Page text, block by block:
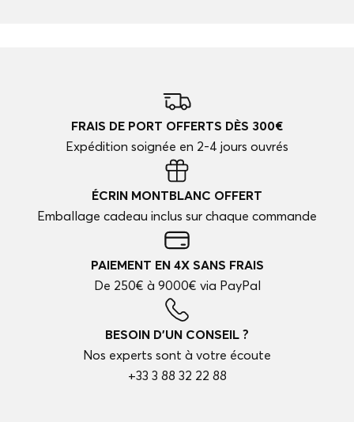
FRAIS DE PORT OFFERTS DÈS 300€
Expédition soignée en 2-4 jours ouvrés
ÉCRIN MONTBLANC OFFERT
Emballage cadeau inclus sur chaque commande
PAIEMENT EN 4X SANS FRAIS
De 250€ à 9000€ via PayPal
BESOIN D'UN CONSEIL ?
Nos experts sont à votre écoute
+33 3 88 32 22 88